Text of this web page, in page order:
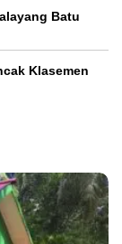
Batu
Klasemen